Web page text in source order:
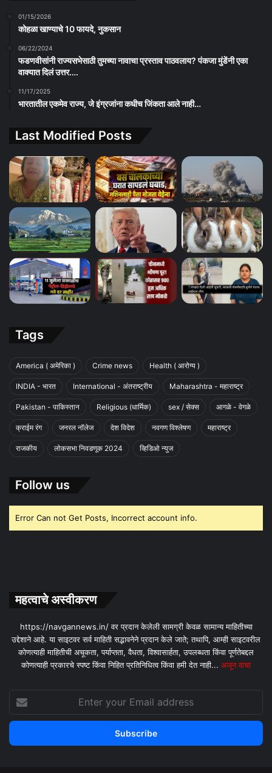
01/15/2026
कोहळा खाण्याचे 10 फायदे, नुकसान
06/22/2024
फडणवीसांनी राज्यसभेसाठी तुमच्या नावाचा प्रस्ताव पाठवलाय? पंकजा मुंडेंनी एका
वाक्यात दिलं उत्तर….
11/17/2025
भारतातील एकमेव राज्य, जे इंग्रजांना कधीच जिंकता आले नाही…
Last Modified Posts
Tags
America ( अमेरिका ) Crime news Health ( आरोग्य )
INDIA - भारत International - अंतराष्ट्रीय Maharashtra - महाराष्ट्र
Pakistan - पाकिस्तान Religious (धार्मिक) sex / सेक्स आगळे - वेगळे
क्राईम रंग जनरल नॉलेज देश विदेश नवगण विश्लेषण महाराष्ट्र
राजकीय लोकसभा निवडणूक 2024 व्हिडिओ न्युज
Follow us
Error Can not Get Posts, Incorrect account info.
महत्वाचे अस्वीकरण
https://navgannews.in/ वर प्रदान केलेली सामग्री केवळ सामान्य माहितीच्या
उद्देशाने आहे. या साइटवर सर्व माहिती सद्भावनेने प्रदान केले जाते; तथापि, आम्ही साइटवरील
कोणत्याही माहितीची अचूकता, पर्याप्तता, वैधता, विश्वासार्हता, उपलब्धता किंवा पूर्णतेबद्दल
कोणत्याही प्रकारचे स्पष्ट किंवा निहित प्रतिनिधित्व किंवा हमी देत ​​नाही... अजून वाचा
your
Email